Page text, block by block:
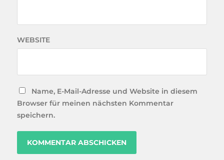
WEBSITE
Name, E-Mail-Adresse und Website in diesem
Browser für meinen nächsten Kommentar
speichern.